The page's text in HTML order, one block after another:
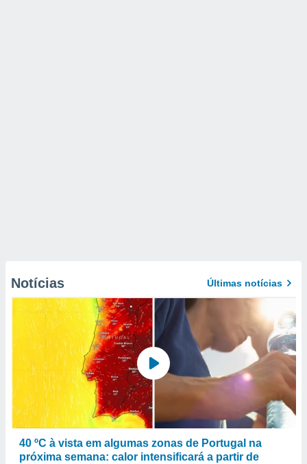
Notícias Últimas notícias
40 ºC à vista em algumas zonas de Portugal na
próxima semana: calor intensificará a partir de